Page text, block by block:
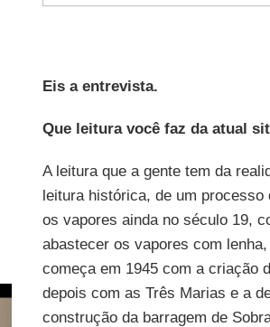
Eis a entrevista.
Que leitura você faz da atual
A leitura que a gente tem da
leitura histórica, de um processo
os vapores ainda no século 19,
abastecer os vapores com
começa em 1945 com a criação
depois com as Três Marias e a
construção da barragem de